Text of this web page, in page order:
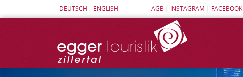
DEUTSCH ENGLISH AGB | INSTAGRAM | FACEBOOK